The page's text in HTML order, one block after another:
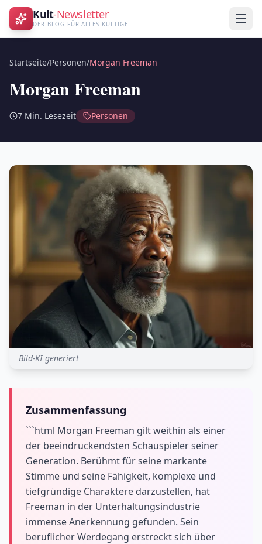
Kult-Newsletter
DER BLOG FÜR ALLES KULTIGE
Startseite/Personen/Morgan Freeman
Morgan Freeman
7 Min. Lesezeit Personen
Bild-KI generiert
Zusammenfassung
```html Morgan Freeman gilt weithin als einer
der beeindruckendsten Schauspieler seiner
Generation. Berühmt für seine markante
Stimme und seine Fähigkeit, komplexe und
tiefgründige Charaktere darzustellen, hat
Freeman in der Unterhaltungsindustrie
immense Anerkennung gefunden. Sein
beruflicher Werdegang erstreckt sich über